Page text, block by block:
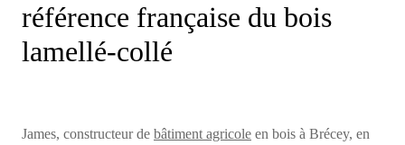
référence française du bois
lamellé-collé
James, constructeur de bâtiment agricole en bois à Brécey, en